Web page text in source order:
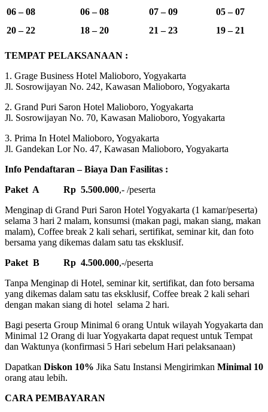
06 – 08 06 – 08 07 – 09
05 – 07
20 – 22
18 – 20 21 – 23 19 – 21
TEMPAT PELAKSANAAN :
1. Grage Business Hotel Malioboro, Yogyakarta
Jl. Sosrowijayan No. 242, Kawasan Malioboro, Yogyakarta
2. Grand Puri Saron Hotel Malioboro, Yogyakarta
Jl. Sosrowijayan No. 70, Kawasan Malioboro, Yogyakarta
3. Prima In Hotel Malioboro, Yogyakarta
Jl. Gandekan Lor No. 47, Kawasan Malioboro, Yogyakarta
Info Pendaftaran – Biaya Dan Fasilitas :
Paket A Rp 5.500.000,- /peserta
Menginap di Grand Puri Saron Hotel Yogyakarta (1 kamar/peserta)
selama 3 hari 2 malam, konsumsi (makan pagi, makan siang, makan
malam), Coffee break 2 kali sehari, sertifikat, seminar kit, dan foto
bersama yang dikemas dalam satu tas eksklusif.
Paket B Rp 4.500.000,-/peserta
Tanpa Menginap di Hotel, seminar kit, sertifikat, dan foto bersama
yang dikemas dalam satu tas eksklusif, Coffee break 2 kali sehari
dengan makan siang di hotel selama 2 hari.
Bagi peserta Group Minimal 6 orang Untuk wilayah Yogyakarta dan
Minimal 12 Orang di luar Yogyakarta dapat request untuk Tempat
dan Waktunya (konfirmasi 5 Hari sebelum Hari pelaksanaan)
Dapatkan Diskon 10% Jika Satu Instansi Mengirimkan Minimal 10
orang atau lebih.
CARA PEMBAYARAN